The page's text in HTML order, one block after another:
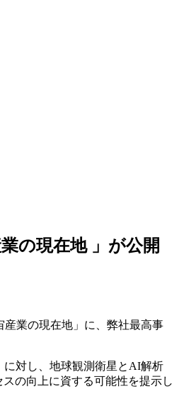
の現在地 」が公開
産業の現在地」に、弊社最高事
対し、地球観測衛星とAI解析
の向上に資する可能性を提示し